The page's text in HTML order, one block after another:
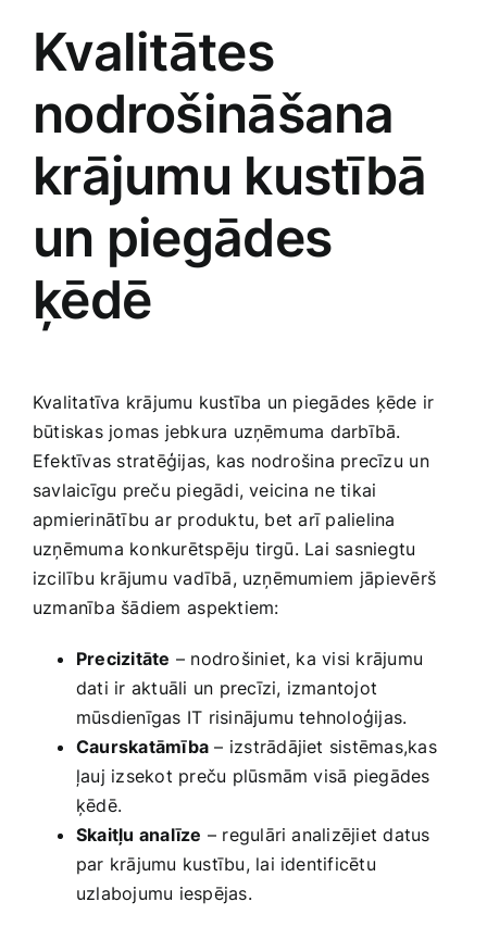
Kvalitātes
nodrošināšana
krājumu‌ kustībā⁤
un piegādes
ķēdē
Kvalitatīva krājumu kustība un piegādes ķēde ir
būtiskas jomas jebkura uzņēmuma darbībā.
Efektīvas stratēģijas, ⁢kas nodrošina precīzu ⁤un
savlaicīgu preču piegādi, veicina⁢ ne tikai
apmierinātību ar produktu, bet arī palielina
uzņēmuma konkurētspēju ‌tirgū. Lai sasniegtu
izcilību krājumu vadībā, uzņēmumiem ⁣jāpievērš
‌uzmanība šādiem ⁣aspektiem:
Precizitāte – nodrošiniet, ka visi krājumu⁤
dati ir aktuāli un precīzi, izmantojot
mūsdienīgas IT risinājumu tehnoloģijas.
Caurskatāmība – izstrādājiet sistēmas,kas
ļauj izsekot preču plūsmām visā piegādes
ķēdē.
Skaitļu analīze – regulāri analizējiet datus
par krājumu kustību, lai identificētu
uzlabojumu iespējas.